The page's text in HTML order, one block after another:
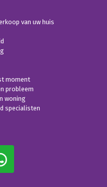
van uw huis
moment
probleem
woning
specialisten